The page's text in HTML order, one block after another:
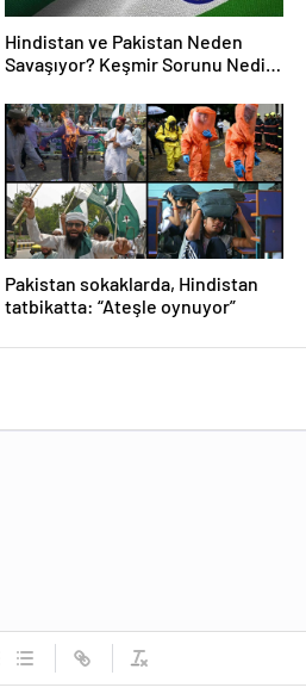
Hindistan ve Pakistan Neden
Savaşıyor? Keşmir Sorunu Nedir?
Hindistan Pakistan Savaşının
Tarihçesi!
Pakistan sokaklarda, Hindistan
tatbikatta: “Ateşle oynuyor”